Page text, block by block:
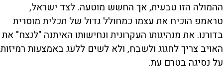
ההמולה הזו טבעית, אך החשש מוטעה. לצד ישראל,
טראמפ הוכיח את עצמו כמחולל גדול של תכלית מוסרית
בדורנו. את מנהיגותו העקרונית ונחישותו האיתנה "לנצח" את
האויב צריך לחגוג ולשבח, ולא לשים ללעג באמצעות רמיזות
על נסיגה בטרם עת.